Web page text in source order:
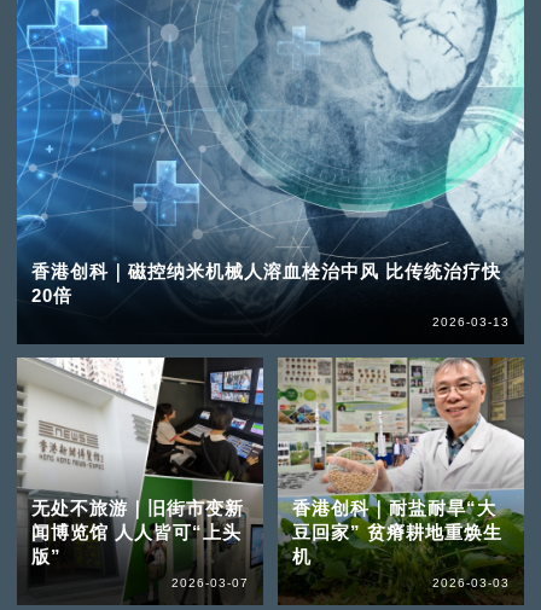
香港创科｜磁控纳米机械人溶血栓治中风 比传统治疗快
20倍
2026-03-13
无处不旅游｜旧街市变新
闻博览馆 人人皆可“上头
版”
2026-03-07
香港创科｜耐盐耐旱“大
豆回家” 贫瘠耕地重焕生
机
2026-03-03